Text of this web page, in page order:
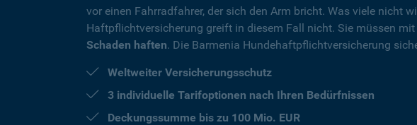
vor einen Fahrradfahrer, der sich den Arm bricht. Was viele nicht
Haftpflichtversicherung greift in diesem Fall nicht. Sie müssen mit
Schaden haften. Die Barmenia Hundehaftpflichtversicherung
Weltweiter Versicherungsschutz
3 individuelle Tarifoptionen nach Ihren Bedürfnissen
Deckungssumme bis zu 100 Mio. EUR